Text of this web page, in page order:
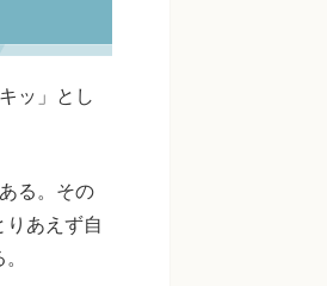
ッ」とし
る。その
あえず自